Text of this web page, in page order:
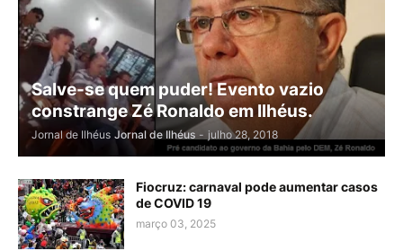
Salve-se quem puder! Evento vazio
constrange Zé Ronaldo em Ilhéus.
Jornal de Ilhéus Jornal de Ilhéus - julho 28, 2018
Fiocruz: carnaval pode aumentar casos
de COVID 19
março 03, 2025